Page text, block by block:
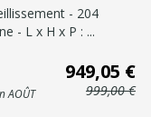
- 204
- L x H x P : ...
AOÛT
949,05 €
999,00 €